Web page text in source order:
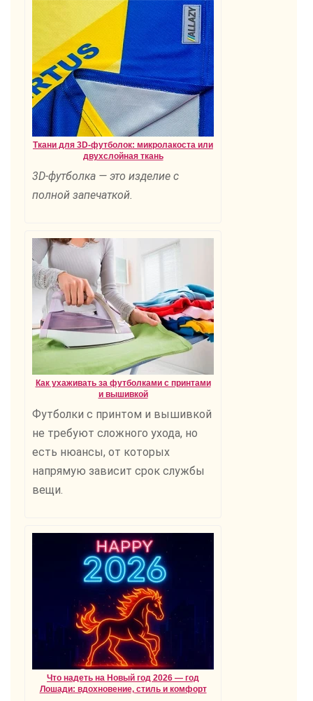
Ткани для 3D-футболок: микролакоста или
двухслойная ткань
3D-футболка — это изделие с
полной запечаткой.
Как ухаживать за футболками с принтами
и вышивкой
Футболки с принтом и вышивкой
не требуют сложного ухода, но
есть нюансы, от которых
напрямую зависит срок службы
вещи.
Что надеть на Новый год 2026 — год
Лошади: вдохновение, стиль и комфорт